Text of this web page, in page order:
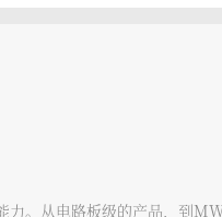
。从电路板级的产品，到